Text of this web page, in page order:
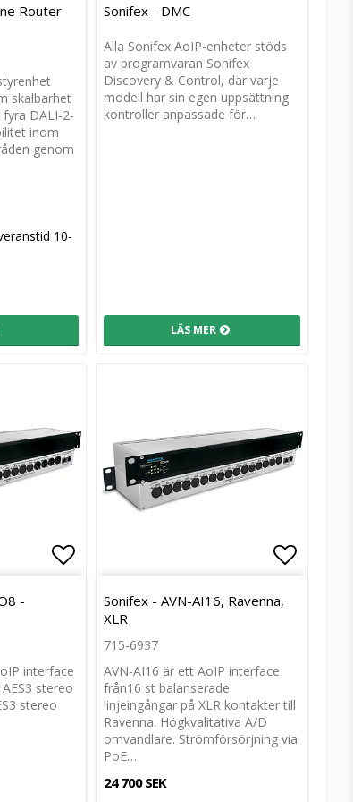
Router
skalbarhet
DALI-2-
inom
genom
10-
Sonifex - DMC
Alla Sonifex AoIP-enheter stöds
av programvaran Sonifex
Discovery & Control, där varje
modell har sin egen uppsättning
kontroller anpassade för…
LÄS MER
Lägg till i favoritlistan
Lägg till i favoritlistan
-
interface
stereo
stereo
Lägg
Lägg
Sonifex - AVN-AI16, Ravenna,
XLR
715-6937
AVN-AI16 är ett AoIP interface
från16 st balanserade
linjeingångar på XLR kontakter till
Ravenna. Högkvalitativa A/D
omvandlare. Strömförsörjning via
PoE…
24 700 SEK